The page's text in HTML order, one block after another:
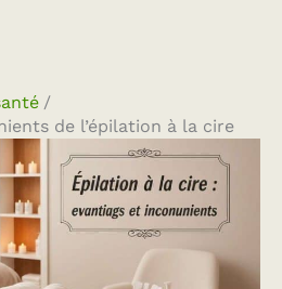
de l’épilation à la cire